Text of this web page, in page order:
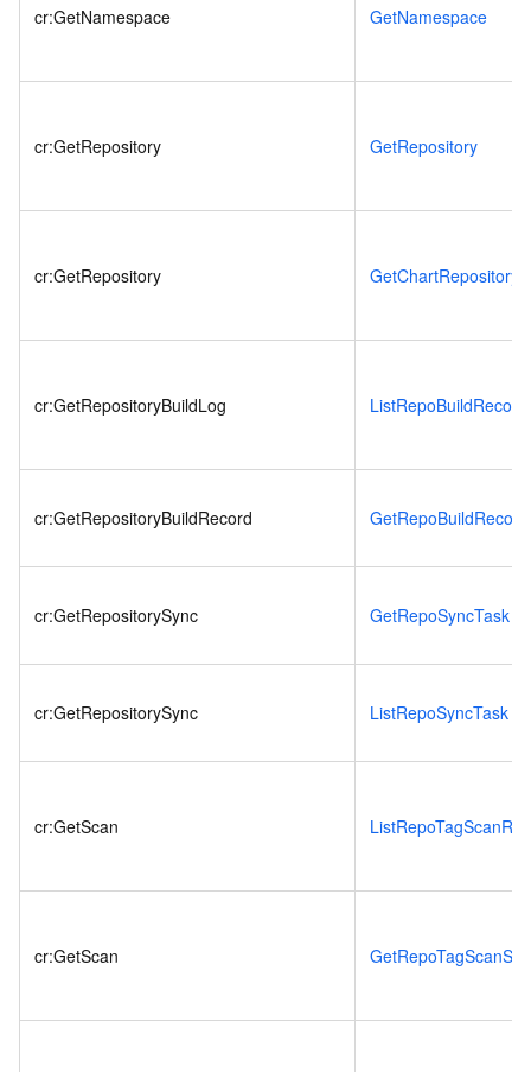
cr:GetNamespace GetNamespace
cr:GetRepository GetRepository
cr:GetRepository GetChartRepository
cr:GetRepositoryBuildLog
cr:GetRepositoryBuildRecord GetRepoBuildRecord
cr:GetRepositorySync GetRepoSyncTask
cr:GetRepositorySync ListRepoSyncTask
cr:GetScan
cr:GetScan